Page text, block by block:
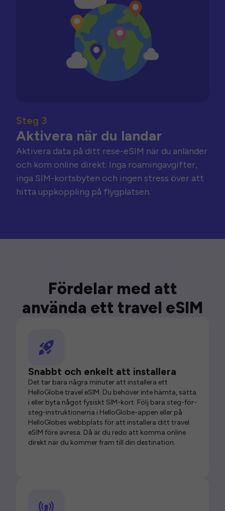
Steg 3
Aktivera när du landar
Aktivera data på ditt rese-eSIM när du anländer
och kom online direkt. Inga roamingavgifter,
inga SIM-kortsbyten och ingen stress över att
hitta uppkoppling på flygplatsen.
Fördelar med att
använda ett travel eSIM
Snabbt och enkelt att installera
Det tar bara några minuter att installera ett
HelloGlobe travel eSIM. Du behöver inte hämta, sätta
i eller byta något fysiskt SIM-kort. Följ bara steg-för-
steg-instruktionerna i HelloGlobe-appen eller på
HelloGlobes webbplats för att installera ditt travel
eSIM före avresa. Då är du redo att komma online
direkt när du kommer fram till din destination.